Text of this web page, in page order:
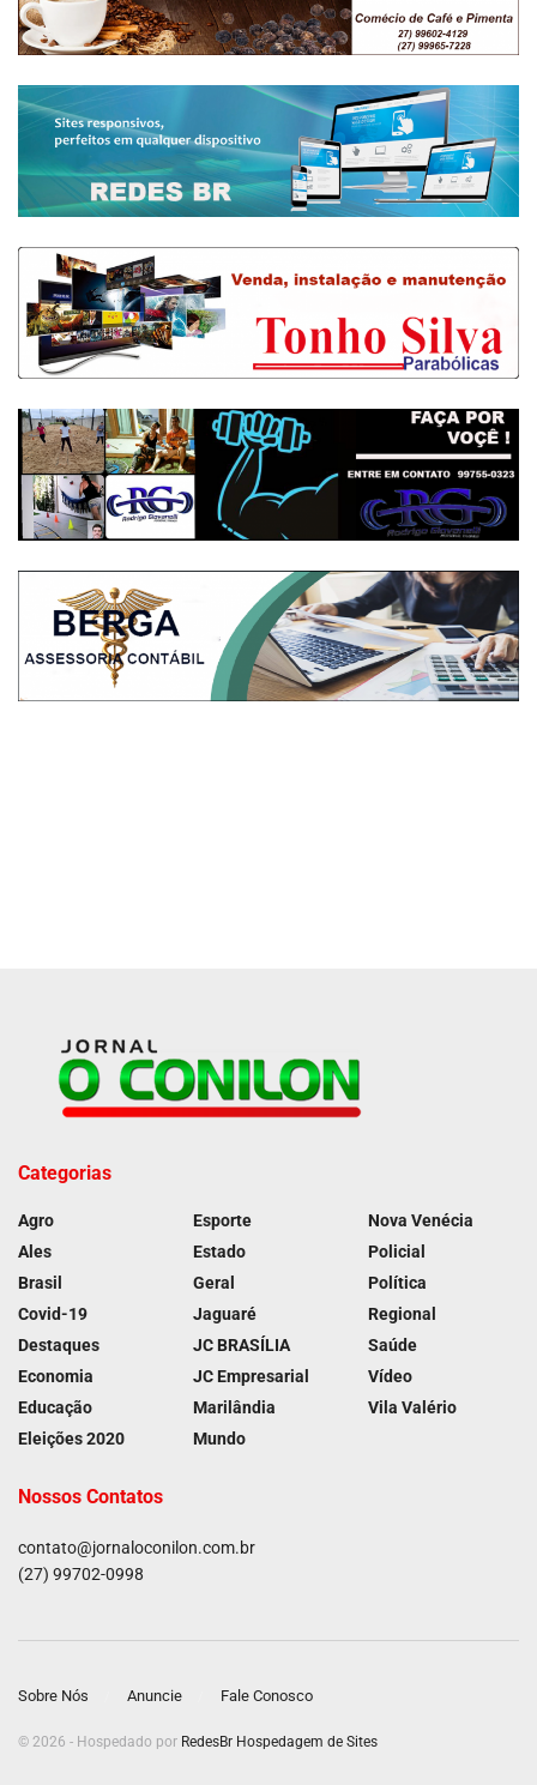
Categorias
Agro
Ales
Brasil
Covid-19
Destaques
Economia
Educação
Eleições 2020
Esporte
Estado
Geral
Jaguaré
JC BRASÍLIA
JC Empresarial
Marilândia
Mundo
Nova Venécia
Policial
Política
Regional
Saúde
Vídeo
Vila Valério
Nossos Contatos
contato@jornaloconilon.com.br
(27) 99702-0998
Sobre Nós Anuncie Fale Conosco
© 2026 - Hospedado por RedesBr Hospedagem de Sites